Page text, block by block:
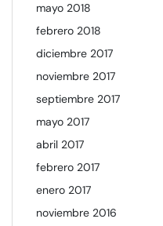
mayo 2018
febrero 2018
diciembre 2017
noviembre 2017
septiembre 2017
mayo 2017
abril 2017
febrero 2017
enero 2017
noviembre 2016